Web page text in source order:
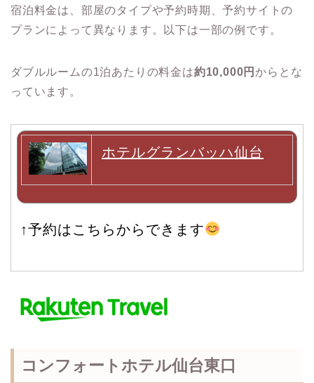
宿泊料金は、部屋のタイプや予約時期、予約サイトの
プランによって異なります。​以下は一部の例です。
ダブルルームの1泊あたりの料金は約10,000円からとな
っています。
ホテルグランバッハ仙台
↑予約はこちらからできます
コンフォートホテル仙台東口